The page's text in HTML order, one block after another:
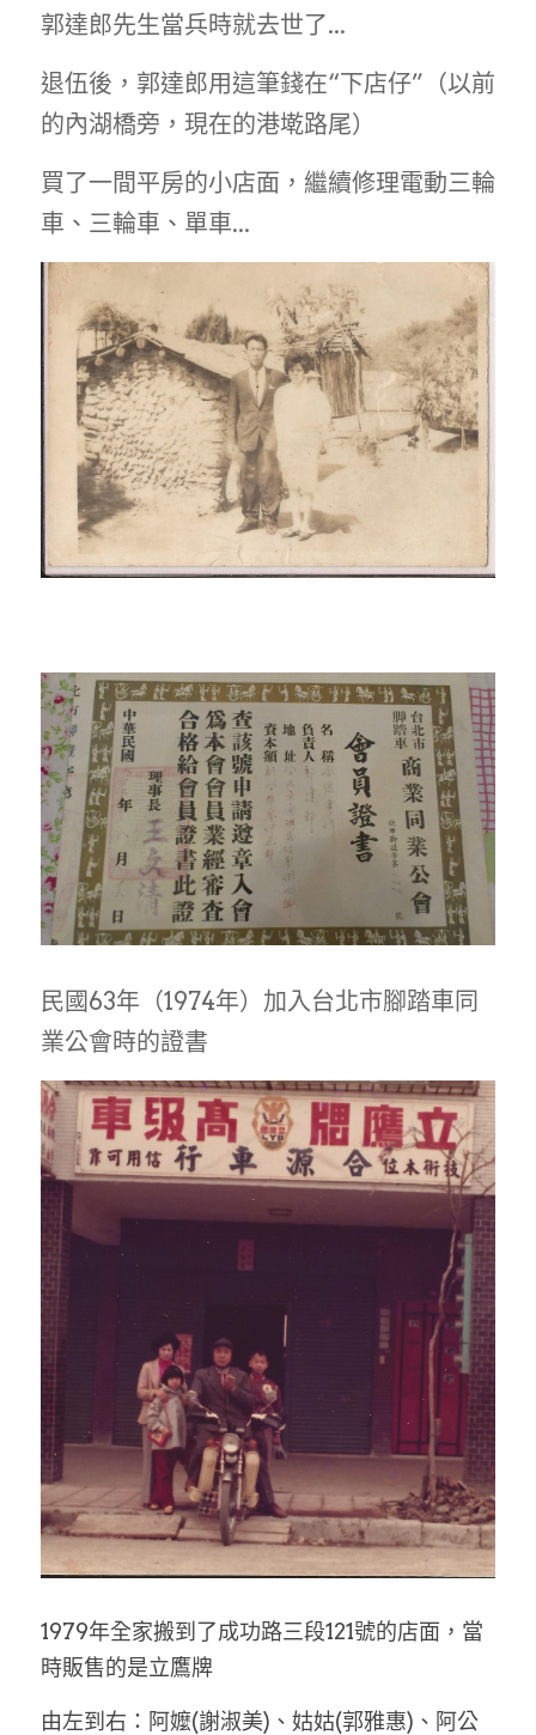
郭達郎先生當兵時就去世了...
退伍後，郭達郎用這筆錢在“下店仔”（以前
的內湖橋旁，現在的港墘路尾）
買了一間平房的小店面，繼續修理電動三輪
車、三輪車、單車...
民國63年（1974年）加入台北市腳踏車同
業公會時的證書
1979年全家搬到了成功路三段121號的店面，當
時販售的是立鷹牌
由左到右： 阿嬤(謝淑美)、姑姑(郭雅惠)、 阿公